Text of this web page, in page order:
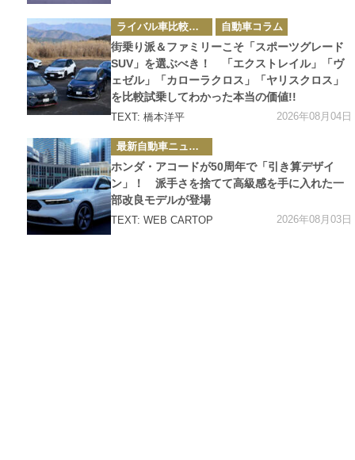
カ
テ
ゴ
リ
ー
ライバル車比較テスト 自動車コラム
街乗り派＆ファミリーこそ「スポーツグレード
SUV」を選ぶべき！ 「エクストレイル」「ヴ
ェゼル」「カローラクロス」「ヤリスクロス」
を比較試乗してわかった本当の価値!!
TEXT: 橋本洋平 2026年08月04日
カ
テ
ゴ
リ
ー
最新自動車ニュース
ホンダ・アコードが50周年で「引き算デザイ
ン」！ 派手さを捨てて高級感を手に入れた一
部改良モデルが登場
TEXT: WEB CARTOP 2026年08月03日